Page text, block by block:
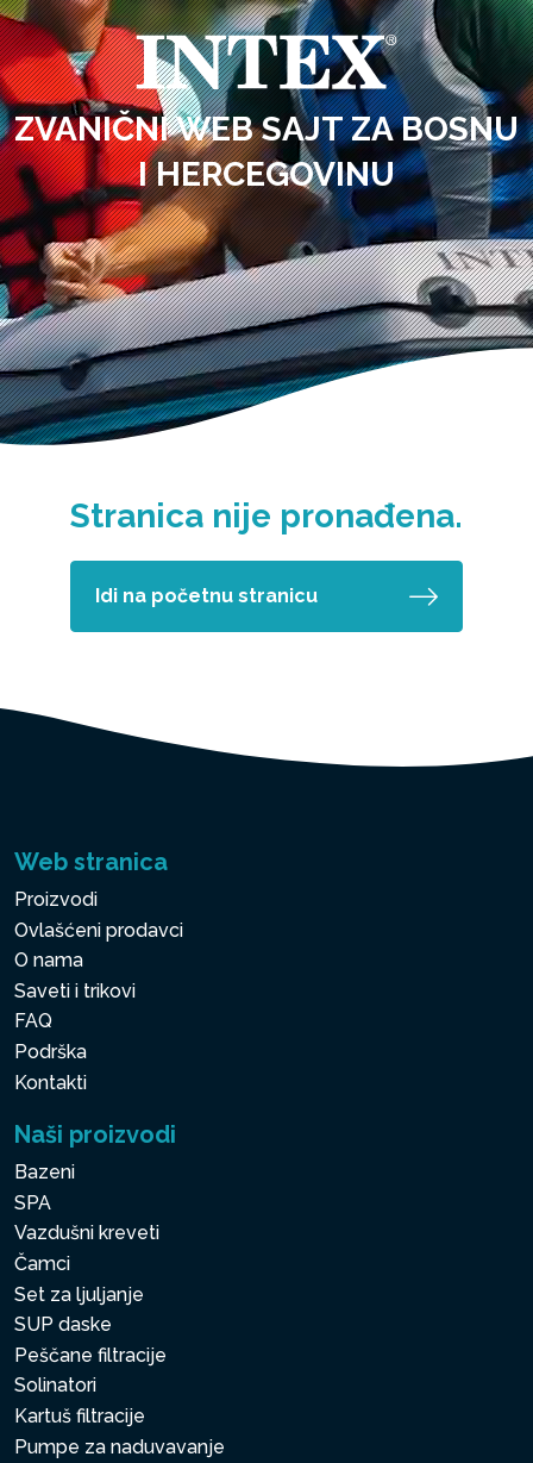
ZVANIČNI WEB SAJT ZA BOSNU
I HERCEGOVINU
Stranica nije pronađena.
Idi na početnu stranicu
Web stranica
Proizvodi
Ovlašćeni prodavci
O nama
Saveti i trikovi
FAQ
Podrška
Kontakti
Naši proizvodi
Bazeni
SPA
Vazdušni kreveti
Čamci
Set za ljuljanje
SUP daske
Peščane filtracije
Solinatori
Kartuš filtracije
Pumpe za naduvavanje